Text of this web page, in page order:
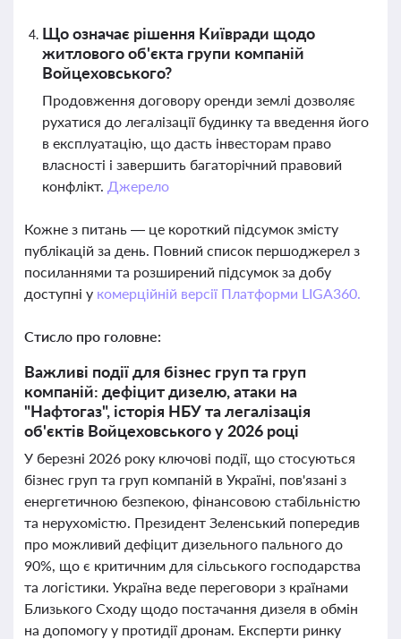
Що означає рішення Київради щодо
житлового об'єкта групи компаній
Войцеховського?
Продовження договору оренди землі дозволяє
рухатися до легалізації будинку та введення його
в експлуатацію, що дасть інвесторам право
власності і завершить багаторічний правовий
конфлікт. Джерело
Кожне з питань — це короткий підсумок змісту
публікацій за день. Повний список першоджерел з
посиланнями та розширений підсумок за добу
доступні у комерційній версії Платформи LIGA360.
Стисло про головне:
Важливі події для бізнес груп та груп
компаній: дефіцит дизелю, атаки на
"Нафтогаз", історія НБУ та легалізація
об'єктів Войцеховського у 2026 році
У березні 2026 року ключові події, що стосуються
бізнес груп та груп компаній в Україні, пов'язані з
енергетичною безпекою, фінансовою стабільністю
та нерухомістю. Президент Зеленський попередив
про можливий дефіцит дизельного пального до
90%, що є критичним для сільського господарства
та логістики. Україна веде переговори з країнами
Близького Сходу щодо постачання дизеля в обмін
на допомогу у протидії дронам. Експерти ринку